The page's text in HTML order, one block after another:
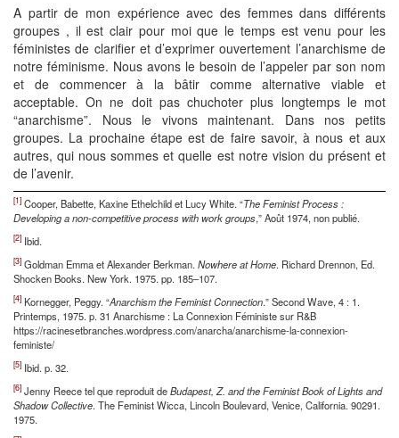
A partir de mon expérience avec des femmes dans différents
groupes , il est clair pour moi que le temps est venu pour les
féministes de clarifier et d’exprimer ouvertement l’anarchisme de
notre féminisme. Nous avons le besoin de l’appeler par son nom
et de commencer à la bâtir comme alternative viable et
acceptable. On ne doit pas chuchoter plus longtemps le mot
“anarchisme”. Nous le vivons maintenant. Dans nos petits
groupes. La prochaine étape est de faire savoir, à nous et aux
autres, qui nous sommes et quelle est notre vision du présent et
de l’avenir.
[1] Cooper, Babette, Kaxine Ethelchild et Lucy White. “The Feminist Process :
Developing a non-competitive process with work groups,” Août 1974, non publié.
[2] Ibid.
[3] Goldman Emma et Alexander Berkman. Nowhere at Home. Richard Drennon, Ed.
Shocken Books. New York. 1975. pp. 185–107.
[4] Kornegger, Peggy. “Anarchism the Feminist Connection.” Second Wave, 4 : 1.
Printemps, 1975. p. 31 Anarchisme : La Connexion Féministe sur R&B
https://racinesetbranches.wordpress.com/anarcha/anarchisme-la-connexion-
feministe/
[5] Ibid. p. 32.
[6] Jenny Reece tel que reproduit deBudapest, Z. and the Feminist Book of Lights and
Shadow Collective. The Feminist Wicca, Lincoln Boulevard, Venice, California. 90291.
1975.